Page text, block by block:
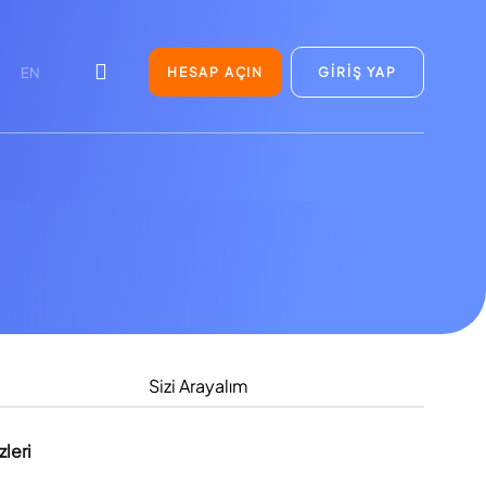
EN HESAP AÇIN GİRİŞ YAP
Sizi Arayalım